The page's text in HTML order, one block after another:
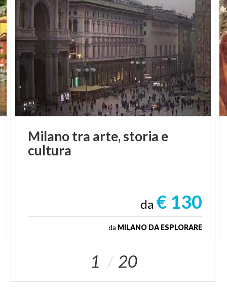
Milanotra arte,storia e
cultura
da € 130
da MILANO DA ESPLORARE
1 20